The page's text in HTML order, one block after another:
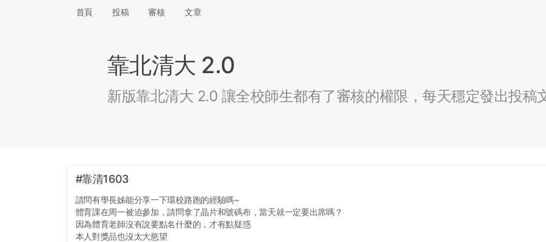
首頁 投稿 審核 文章
靠北清大 2.0
新版靠北清大 2.0 讓全校師生都有了審核的權限，每天穩定發出投稿
#靠清1603
請問有學長姊能分享一下環校路跑的經驗嗎~
體育課在周一被迫參加，請問拿了晶片和號碼布，當天就一定要出席嗎？
因為體育老師沒有說要點名什麼的，才有點疑惑
本人對獎品也沒太大慾望